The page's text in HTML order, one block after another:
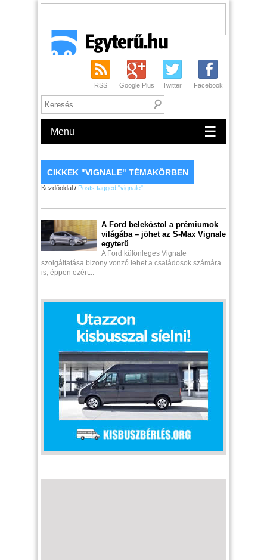
RSS Google Plus Twitter Facebook
Menu ☰
CIKKEK "VIGNALE" TÉMAKÖRBEN
Kezdőoldal / Posts tagged "vignale"
A Ford belekóstol a prémiumok
világába – jöhet az S-Max Vignale
egyterű
A Ford különleges Vignale
szolgáltatása bizony vonzó lehet a családosok számára
is, éppen ezért...